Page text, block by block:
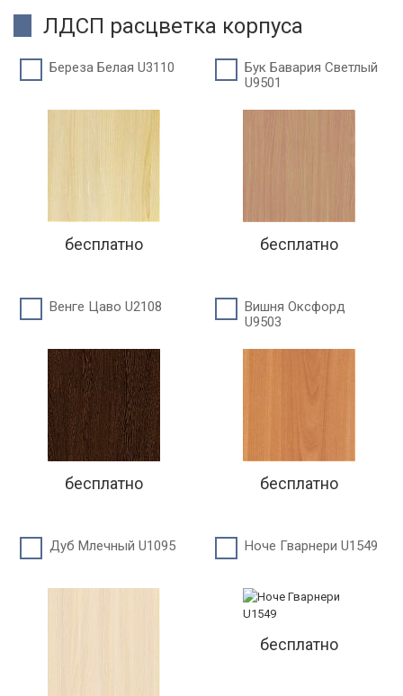
ЛДСП расцветка корпуса
Береза Белая U3110
бесплатно
Бук Бавария Светлый
U9501
бесплатно
Венге Цаво U2108
бесплатно
Вишня Оксфорд
U9503
бесплатно
Дуб Млечный U1095 Ноче Гварнери U1549
бесплатно